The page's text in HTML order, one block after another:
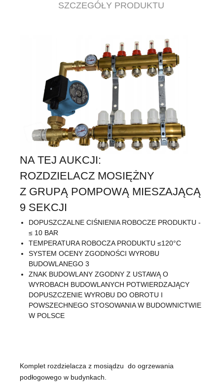
SZCZEGÓŁY PRODUKTU
NA TEJ AUKCJI:
ROZDZIELACZ MOSIĘŻNY
Z GRUPĄ POMPOWĄ MIESZAJĄCĄ
9 SEKCJI
DOPUSZCZALNE CIŚNIENIA ROBOCZE PRODUKTU -
≤ 10 BAR
TEMPERATURA ROBOCZA PRODUKTU ≤120°C
SYSTEM OCENY ZGODNOŚCI WYROBU
BUDOWLANEGO 3
ZNAK BUDOWLANY ZGODNY Z USTAWĄ O
WYROBACH BUDOWLANYCH POTWIERDZAJĄCY
DOPUSZCZENIE WYROBU DO OBROTU I
POWSZECHNEGO STOSOWANIA W BUDOWNICTWIE
W POLSCE
Komplet rozdzielacza z mosiądzu do ogrzewania
podłogowego w budynkach.